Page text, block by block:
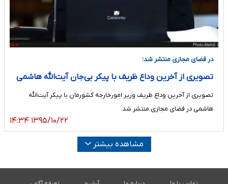
در فضای مجازی منتشر شد؛
تصویری از آخرین وداع ظریف با پیکر بی‌جان آیت‌الله هاشمی
تصویری از آخرین وداع ظریف وزیر امورخارجه کشورمان با پیکر آیت‌الله
هاشمی در فضای مجازی منتشر شد.
۱۳۹۵/۱۰/۲۲ ۱۴:۳۴
مشاهده بیشتر